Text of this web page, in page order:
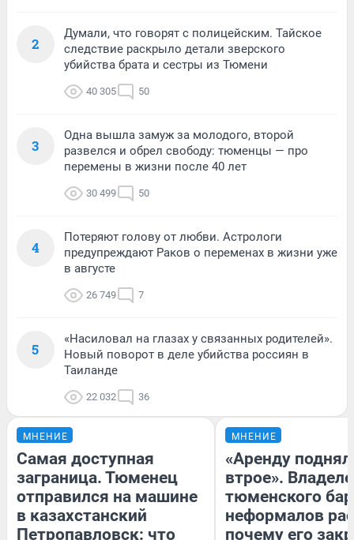
2
Думали, что говорят с полицейским. Тайское
следствие раскрыло детали зверского
убийства брата и сестры из Тюмени
40 305 50
3
Одна вышла замуж за молодого, второй
развелся и обрел свободу: тюменцы — про
перемены в жизни после 40 лет
30 499 50
4
Потеряют голову от любви. Астрологи
предупреждают Раков о переменах в жизни уже
в августе
26 749 7
5
«Насиловал на глазах у связанных родителей».
Новый поворот в деле убийства россиян в
Таиланде
22 032 36
МНЕНИЕ
Самая доступная
заграница. Тюменец
отправился на машине
в казахстанский
Петропавловск: что
МНЕНИЕ
«Аренду
втрое».
тюменского
неформалов
почему его